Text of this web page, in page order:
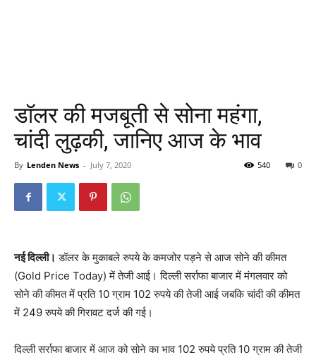
डॉलर की मजबूती से सोना महंगा,
चांदी लुढ़की, जानिए आज के भाव
By Lenden News - July 7, 2020 0
540
नई दिल्ली। डॉलर के मुकाबले रुपये के कमजोर पड़ने से आज सोने की कीमत
(Gold Price Today) में तेजी आई। दिल्ली सर्राफा बाजार में मंगलवार को
सोने की कीमत में प्रति 10 ग्राम 102 रुपये की तेजी आई जबकि चांदी की कीमत
में 249 रुपये की गिरावट दर्ज की गई।
दिल्ली सर्राफा बाजार में आज को सोने का भाव 102 रुपये प्रति 10 ग्राम की तेजी